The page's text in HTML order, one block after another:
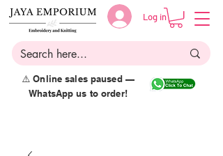
Log in
⚠️ Online sales paused —
WhatsApp us to order!